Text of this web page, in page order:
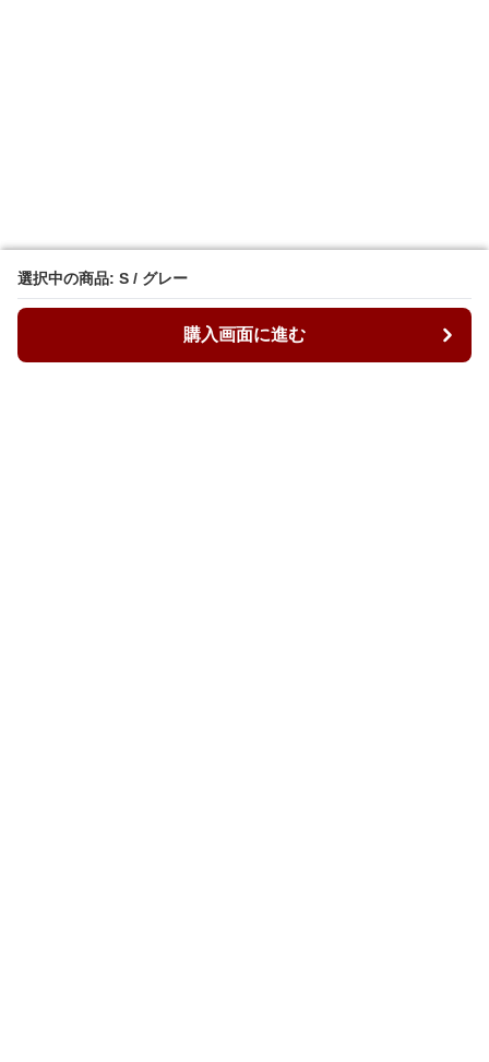
選択中の商品: S / グレー
購入画面に進む
選択中の商品: S / グレー
購入画面に進む